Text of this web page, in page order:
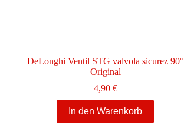
DeLonghi Ventil STG valvola sicurez 90°
Original
4,90 €
In den Warenkorb